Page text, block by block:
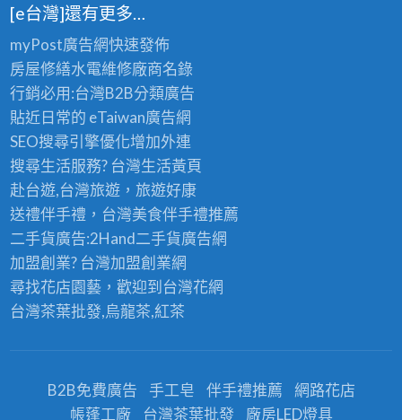
[e台灣]還有更多…
myPost廣告網快速發佈
房屋修繕水電維修廠商名錄
行銷必用:台灣B2B分類廣告
貼近日常的 eTaiwan廣告網
SEO搜尋引擎優化增加外連
搜尋生活服務? 台灣生活黃頁
赴台遊,台灣旅遊，旅遊好康
送禮伴手禮，台灣美食伴手禮推薦
二手貨廣告:2Hand二手貨廣告網
加盟創業? 台灣加盟創業網
尋找花店園藝，歡迎到 台灣花網
台灣茶葉批發,烏龍茶,紅茶
B2B免費廣告 手工皂 伴手禮推薦
網路花店
帳蓬工廠
台灣茶葉批發 廠房LED燈具